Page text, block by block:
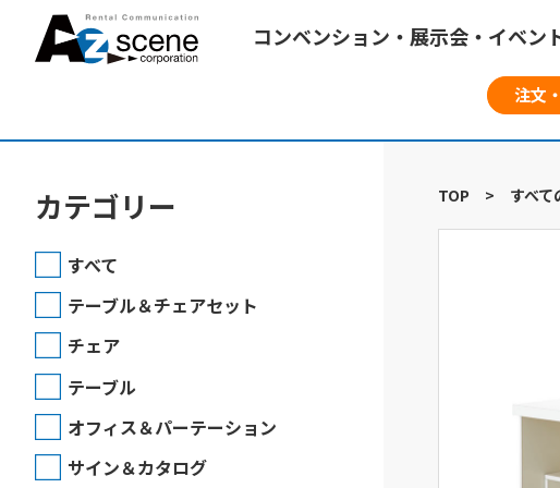
コンベンション・展示会・イベン
注文
カテゴリー
すべて
テーブル＆チェアセット
チェア
テーブル
オフィス＆パーテーション
サイン＆カタログ
TOP > すべて